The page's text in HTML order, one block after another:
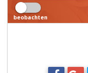
beobachten